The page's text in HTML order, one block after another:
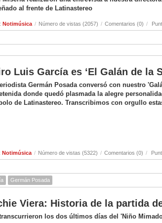
al frente de Latinastereo
Notimúsica / Número de vistas (2057) / Comentarios (0) /
Luis García es ‘El Galán de la
Germán Posada conversó con nuestro
donde quedó plasmada la alegre
de Latinastereo. Transcribimos con orgullo
Notimúsica / Número de vistas (5322) / Comentarios (0) /
Germán Posada
Viera: Historia de la partida
los dos últimos días del 'Niño